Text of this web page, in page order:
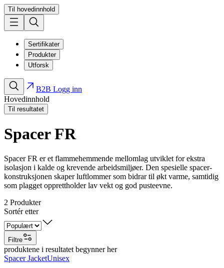
Til hovedinnhold
Sertifikater
Produkter
Utforsk
B2B Logg inn
Hovedinnhold
Til resultatet
Spacer FR
Spacer FR er et flammehemmende mellomlag utviklet for ekstra
isolasjon i kalde og krevende arbeidsmiljøer. Den spesielle spacer-
konstruksjonen skaper luftlommer som bidrar til økt varme, samtidig
som plagget opprettholder lav vekt og god pusteevne.
2 Produkter
Sortér etter
Filtre
produktene i resultatet begynner her
Spacer JacketUnisex